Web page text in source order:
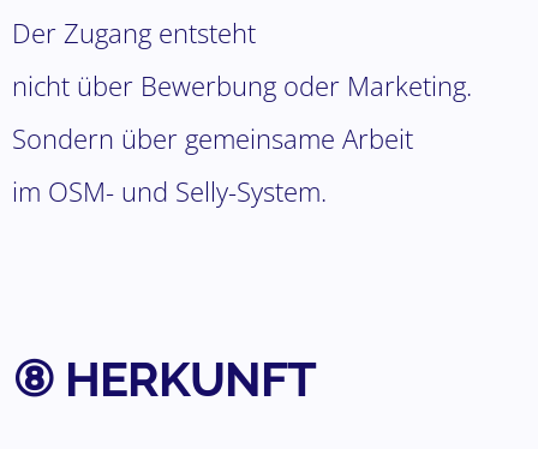
Der Zugang entsteht
nicht über Bewerbung oder Marketing.
Sondern über gemeinsame Arbeit
im OSM- und Selly-System.
⑧ HERKUNFT